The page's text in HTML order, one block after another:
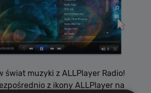
świat muzyki z ALLPlayer Radio!
z ikony ALLPlayer na